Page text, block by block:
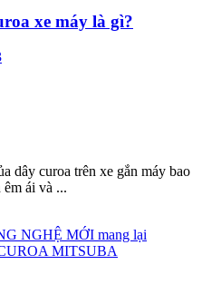
xe máy là gì?
dây curoa trên xe gắn máy bao
ái và ...